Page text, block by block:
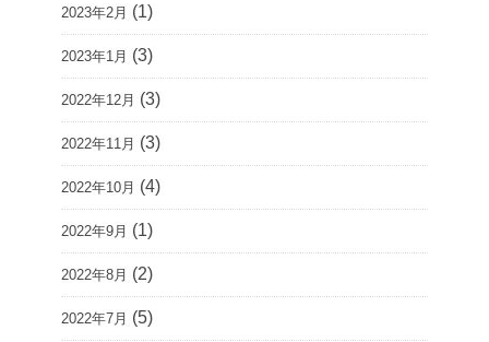
2023年2月 (1)
2023年1月 (3)
2022年12月 (3)
2022年11月 (3)
2022年10月 (4)
2022年9月 (1)
2022年8月 (2)
2022年7月 (5)